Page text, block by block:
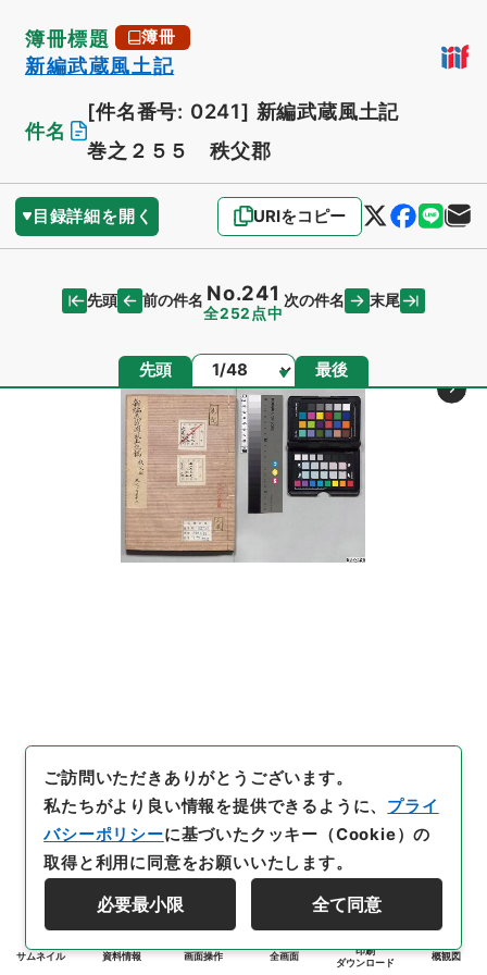
簿冊標題 簿冊
新編武蔵風土記
件名
[件名番号: 0241] 新編武蔵風土記
巻之２５５ 秩父郡
目録詳細を開く URIをコピー
先頭 前の件名 No.241
全252点中
次の件名 末尾
先頭 ページ 最後
サムネイル 資料情報 画面操作 全画面
印刷
ダウンロード
概観図
ご訪問いただきありがとうございます。
私たちがより良い情報を提供できるように、 プライ
バシーポリシーに基づいたクッキー（Cookie）の
取得と利用に同意をお願いいたします。
必要最小限 全て同意